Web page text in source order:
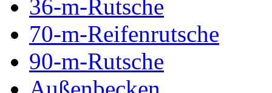
36-m-Rutsche
70-m-Reifenrutsche
90-m-Rutsche